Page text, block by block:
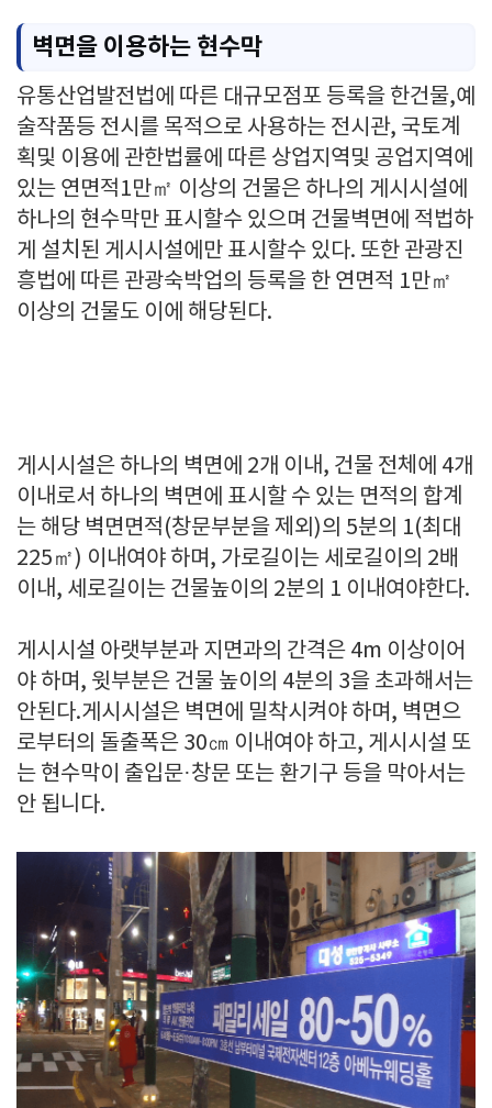
벽면을 이용하는 현수막
유통산업발전법에 따른 대규모점포 등록을 한건물,예
술작품등 전시를 목적으로 사용하는 전시관, 국토계
획및 이용에 관한법률에 따른 상업지역및 공업지역에
있는 연면적1만㎡ 이상의 건물은 하나의 게시시설에
하나의 현수막만 표시할수 있으며 건물벽면에 적법하
게 설치된 게시시설에만 표시할수 있다. 또한 관광진
흥법에 따른 관광숙박업의 등록을 한 연면적 1만㎡
이상의 건물도 이에 해당된다.
게시시설은 하나의 벽면에 2개 이내, 건물 전체에 4개
이내로서 하나의 벽면에 표시할 수 있는 면적의 합계
는 해당 벽면면적(창문부분을 제외)의 5분의 1(최대
225㎡) 이내여야 하며, 가로길이는 세로길이의 2배
이내, 세로길이는 건물높이의 2분의 1 이내여야한다.
게시시설 아랫부분과 지면과의 간격은 4m 이상이어
야 하며, 윗부분은 건물 높이의 4분의 3을 초과해서는
안된다.게시시설은 벽면에 밀착시켜야 하며, 벽면으
로부터의 돌출폭은 30㎝ 이내여야 하고, 게시시설 또
는 현수막이 출입문·창문 또는 환기구 등을 막아서는
안 됩니다.